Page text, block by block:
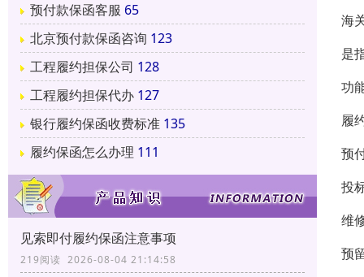
预付款保函客服 65
北京预付款保函咨询 123
工程履约担保公司 128
工程履约担保代办 127
银行履约保函收费标准 135
履约保函怎么办理 111
见索即付履约保函注意事项
219阅读 2026-08-04 21:14:58
海
是
功
履
预
投
维
预